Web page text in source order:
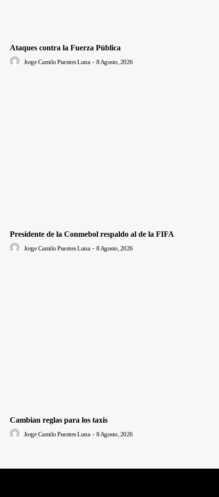
Ataques contra la Fuerza Pública
Jorge Camilo Puentes Luna - 8 Agosto, 2026
Presidente de la Conmebol respaldo al de la FIFA
Jorge Camilo Puentes Luna - 8 Agosto, 2026
Cambian reglas para los taxis
Jorge Camilo Puentes Luna - 8 Agosto, 2026